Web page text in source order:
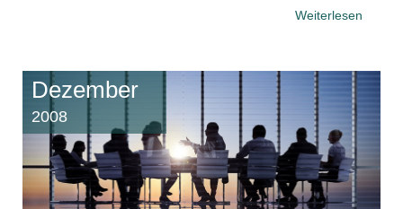
Weiterlesen
Dezember
2008